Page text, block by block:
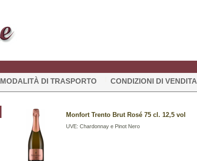
MODALITÀ DI TRASPORTO CONDIZIONI DI VENDITA
Monfort Trento Brut Rosé 75 cl. 12,5 vol
UVE: Chardonnay e Pinot Nero